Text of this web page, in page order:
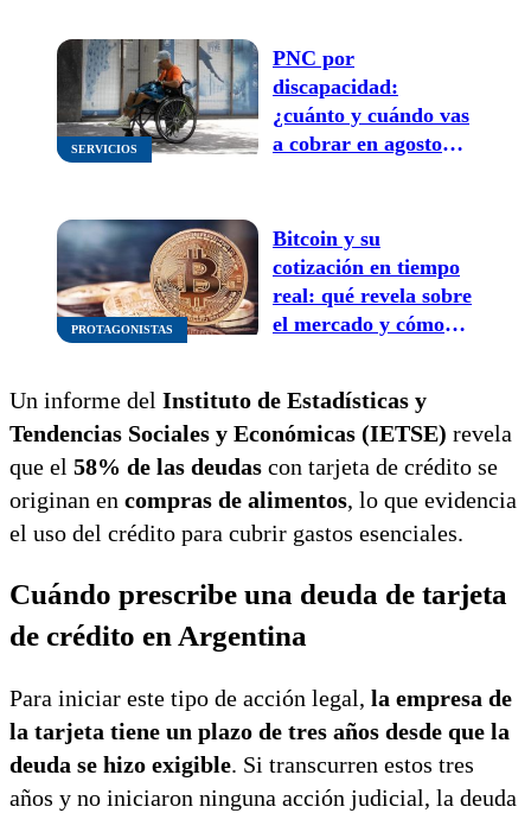
SERVICIOS
PNC por
discapacidad:
¿cuánto y cuándo vas
a cobrar en agosto
PROTAGONISTAS
Bitcoin y su
cotización en tiempo
real: qué revela sobre
el mercado y cómo
Un informe del Instituto de Estadísticas y
Tendencias Sociales y Económicas (IETSE) revela
que el 58% de las deudas con tarjeta de crédito se
originan en compras de alimentos, lo que evidencia
el uso del crédito para cubrir gastos esenciales.
Cuándo prescribe una deuda de tarjeta
de crédito en Argentina
Para iniciar este tipo de acción legal, la empresa de
la tarjeta tiene un plazo de tres años desde que la
deuda se hizo exigible. Si transcurren estos tres
años y no iniciaron ninguna acción judicial, la deuda